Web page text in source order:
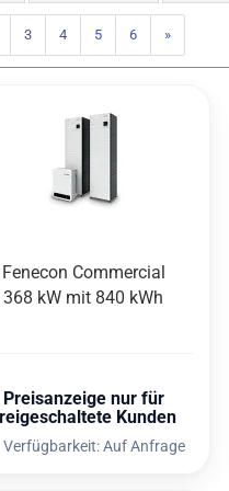
3 4 5 6 »
Fen­e­con Com­mer­cial
368 kW mit 840 kWh
Preisanzeige nur für
Kunden
Verfügbarkeit:Auf Anfrage